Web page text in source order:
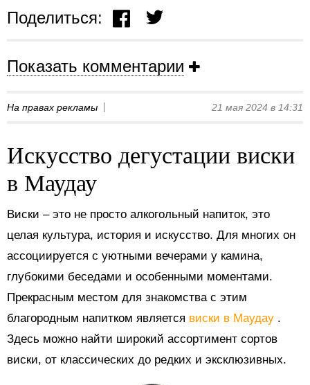
Поделиться:
Показать комментарии
На правах рекламы 21 мая 2024 в 14:31
Искусство дегустации виски
в Маудау
Виски – это не просто алкогольный напиток, это
целая культура, история и искусство. Для многих он
ассоциируется с уютными вечерами у камина,
глубокими беседами и особенными моментами.
Прекрасным местом для знакомства с этим
благородным напитком является виски в Маудау .
Здесь можно найти широкий ассортимент сортов
виски, от классических до редких и эксклюзивных.